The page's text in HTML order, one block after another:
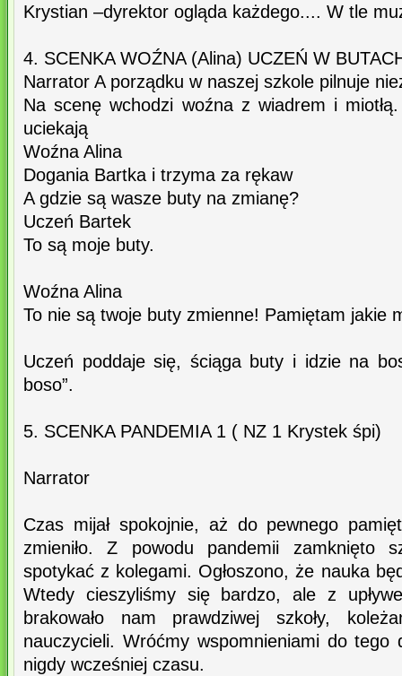
Krystian –dyrektor ogląda każdego.... W tle
4. SCENKA WOŹNA (Alina) UCZEŃ W
Narrator A porządku w naszej szkole pilnuje
Na scenę wchodzi woźna z wiadrem i
uciekają
Woźna Alina
Dogania Bartka i trzyma za rękaw
A gdzie są wasze buty na zmianę?
Uczeń Bartek
To są moje buty.
Woźna Alina
To nie są twoje buty zmienne! Pamiętam jakie
Uczeń poddaje się, ściąga buty i idzie na
boso”.
5. SCENKA PANDEMIA 1 ( NZ 1 Krystek śpi)
Narrator
Czas mijał spokojnie, aż do pewnego
zmieniło. Z powodu pandemii zamknięto
spotykać z kolegami. Ogłoszono, że nauka
Wtedy cieszyliśmy się bardzo, ale z
brakowało nam prawdziwej szkoły,
nauczycieli. Wróćmy wspomnieniami do tego
nigdy wcześniej czasu.